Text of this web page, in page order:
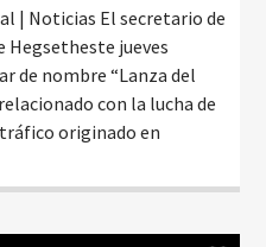
| Noticias El secretario de
Hegsetheste jueves
de nombre “Lanza del
con la lucha de
originado en